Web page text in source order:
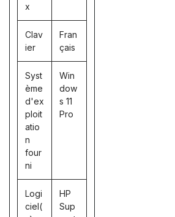
x
Clav
ier
Fran
çais
Syst
ème
d'ex
ploit
atio
n
four
ni
Win
dow
s 11
Pro
Logi
ciel(
HP
Sup